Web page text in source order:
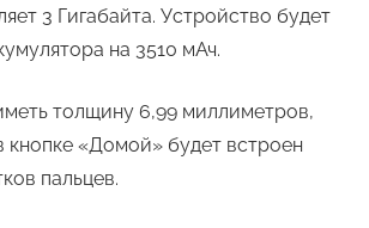
3 Гигабайта. Устройство будет
на 3510 мАч.
толщину 6,99 миллиметров,
кнопке «Домой» будет встроен
пальцев.